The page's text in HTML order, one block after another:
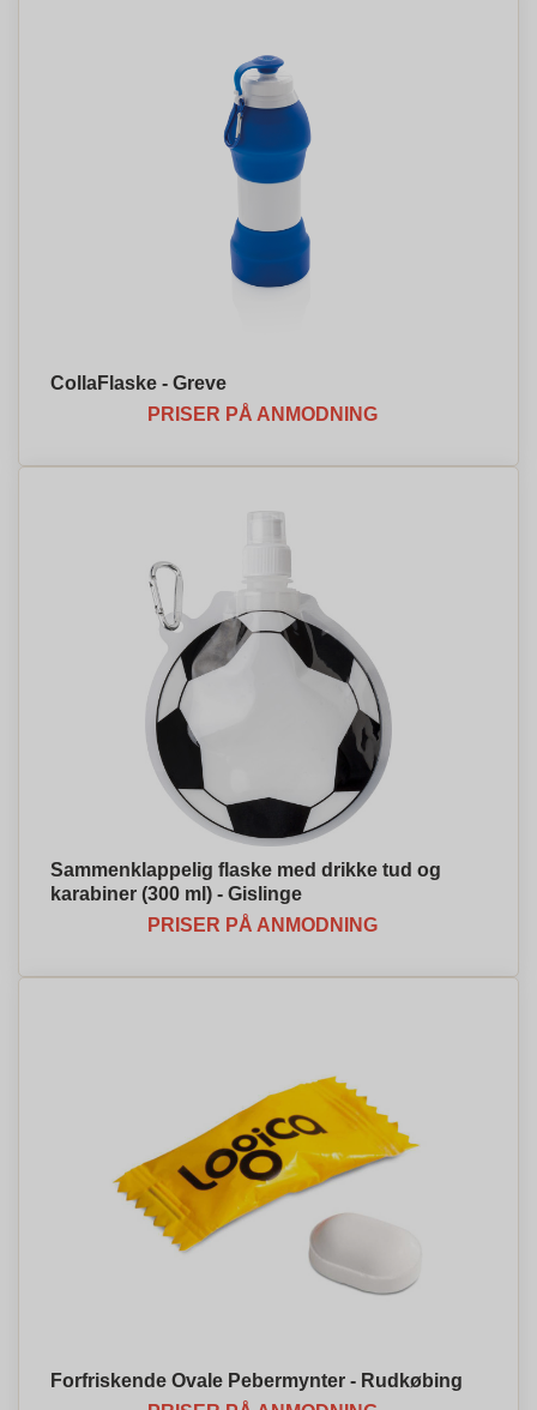
CollaFlaske - Greve
PRISER PÅ ANMODNING
Sammenklappelig flaske med drikke tud og
karabiner (300 ml) - Gislinge
PRISER PÅ ANMODNING
Forfriskende Ovale Pebermynter - Rudkøbing